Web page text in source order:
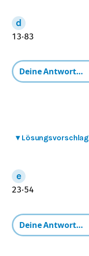
1 3⋅83
▾ Lösungsvorschlag
23⋅54